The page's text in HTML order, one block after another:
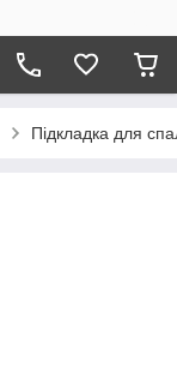
Підкладка для